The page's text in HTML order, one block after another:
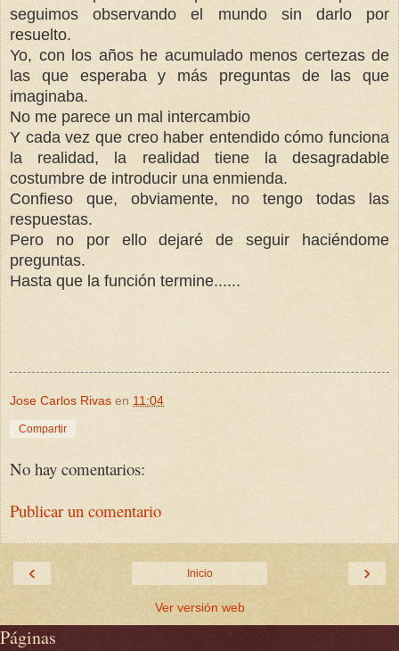
seguimos observando el mundo sin darlo por
resuelto.
Yo, con los años he acumulado menos certezas de
las que esperaba y más preguntas de las que
imaginaba.
No me parece un mal intercambio
Y cada vez que creo haber entendido cómo funciona
la realidad, la realidad tiene la desagradable
costumbre de introducir una enmienda.
Confieso que, obviamente, no tengo todas las
respuestas.
Pero no por ello dejaré de seguir haciéndome
preguntas.
Hasta que la función termine......
Jose Carlos Rivas en 11:04
Compartir
No hay comentarios:
Publicar un comentario
‹ ›
Inicio
Ver versión web
Páginas